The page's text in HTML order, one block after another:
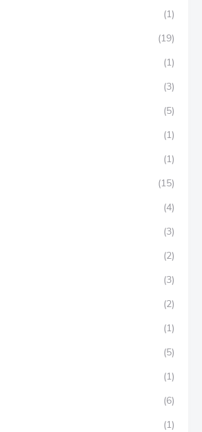
(1)
(19)
(1)
(3)
(5)
(1)
(1)
(15)
(4)
(3)
(2)
(3)
(2)
(1)
(5)
(1)
(6)
(1)